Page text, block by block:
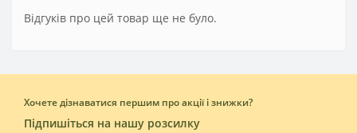
Відгуків про цей товар ще не було.
Хочете дізнаватися першим про акції і знижки?
Підпишіться на нашу розсилку